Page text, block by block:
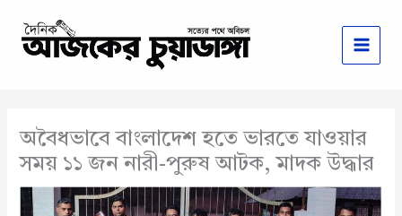
content
অবৈধভাবে বাংলাদেশ হতে ভারতে যাওয়ার
সময় ১১ জন নারী-পুরুষ আটক, মাদক উদ্ধার